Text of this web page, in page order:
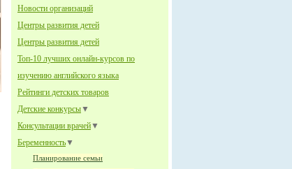
Новости организаций
Центры развития детей
Центры развития детей
Топ-10 лучших онлайн-курсов по
изучению английского языка
Рейтинги детских товаров
Детские конкурсы▼
Консультации врачей▼
Беременность▼
Планирование семьи